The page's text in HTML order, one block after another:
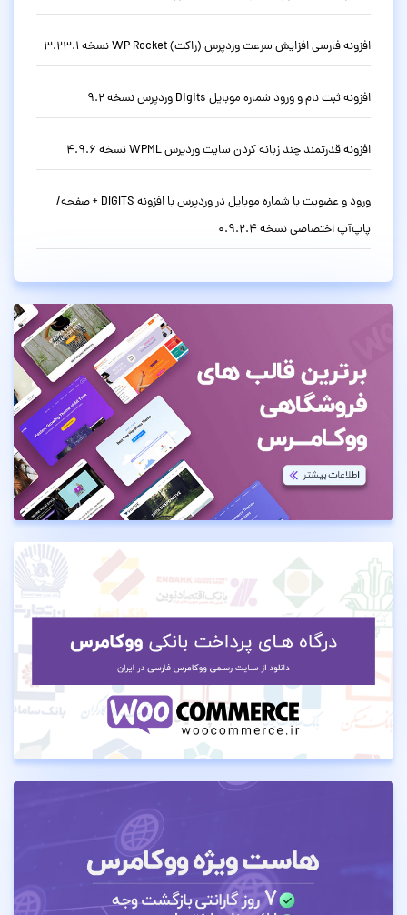
افزونه فارسی افزایش سرعت وردپرس (راکت) WP Rocket نسخه 3.23.1
افزونه ثبت نام و ورود شماره موبایل Digits وردپرس نسخه 9.2
افزونه قدرتمند چند زبانه کردن سایت وردپرس WPML نسخه 4.9.6
ورود و عضویت با شماره موبایل در وردپرس با افزونه DIGITS + صفحه/
پاپ‌آپ اختصاصی نسخه 0.9.2.4